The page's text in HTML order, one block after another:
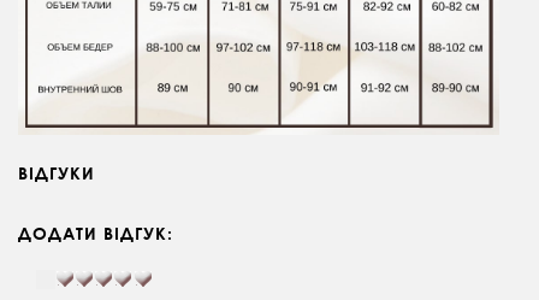
ВІДГУКИ
ДОДАТИ ВІДГУК: